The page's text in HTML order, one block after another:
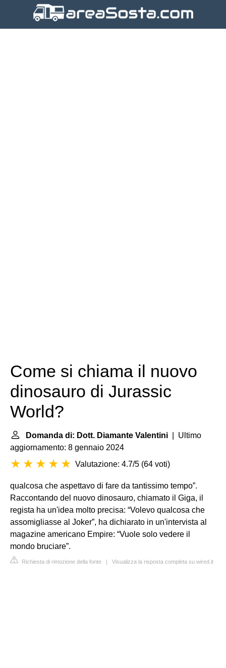
Come si chiama il nuovo
dinosauro di Jurassic
World?
Domanda di: Dott. Diamante Valentini | Ultimo
aggiornamento: 8 gennaio 2024
Valutazione: 4.7/5 (64 voti)
qualcosa che aspettavo di fare da tantissimo tempo”.
Raccontando del nuovo dinosauro, chiamato il Giga, il
regista ha un'idea molto precisa: “Volevo qualcosa che
assomigliasse al Joker”, ha dichiarato in un'intervista al
magazine americano Empire: “Vuole solo vedere il
mondo bruciare”.
Richiesta di rimozione della fonte | Visualizza la risposta completa su wired.it